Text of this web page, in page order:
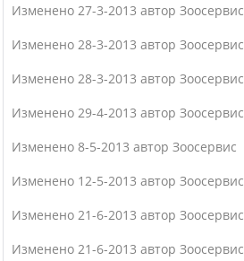
Изменено 27-3-2013 автор Зоосервис
Изменено 28-3-2013 автор Зоосервис
Изменено 28-3-2013 автор Зоосервис
Изменено 29-4-2013 автор Зоосервис
Изменено 8-5-2013 автор Зоосервис
Изменено 12-5-2013 автор Зоосервис
Изменено 21-6-2013 автор Зоосервис
Изменено 21-6-2013 автор Зоосервис